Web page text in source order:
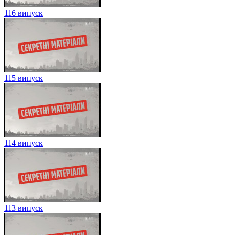
116 випуск
115 випуск
114 випуск
113 випуск